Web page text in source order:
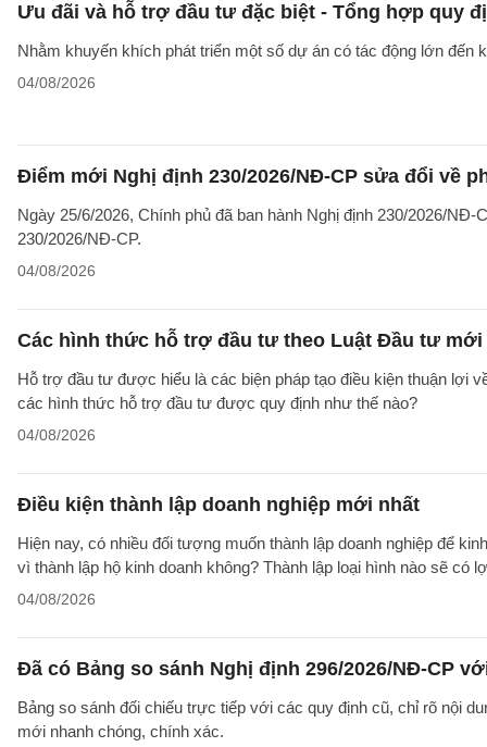
Ưu đãi và hỗ trợ đầu tư đặc biệt - Tổng hợp quy
Nhằm khuyến khích phát triển một số dự án có tác động lớn đến
04/08/2026
Điểm mới Nghị định 230/2026/NĐ-CP sửa đổi về
Ngày 25/6/2026, Chính phủ đã ban hành Nghị định 230/2026/
230/2026/NĐ-CP.
04/08/2026
Các hình thức hỗ trợ đầu tư theo Luật Đầu tư mới
Hỗ trợ đầu tư được hiểu là các biện pháp tạo điều kiện thuận lợi
các hình thức hỗ trợ đầu tư được quy định như thế nào?
04/08/2026
Điều kiện thành lập doanh nghiệp mới nhất
Hiện nay, có nhiều đối tượng muốn thành lập doanh nghiệp để
vì thành lập hộ kinh doanh không? Thành lập loại hình nào sẽ có
04/08/2026
Đã có Bảng so sánh Nghị định 296/2026/NĐ-CP
Bảng so sánh đối chiếu trực tiếp với các quy định cũ, chỉ rõ nội
mới nhanh chóng, chính xác.